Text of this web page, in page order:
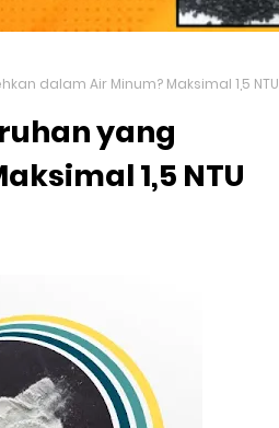
dalam Air Minum? Maksimal 1,5 NTU
yang
1,5 NTU